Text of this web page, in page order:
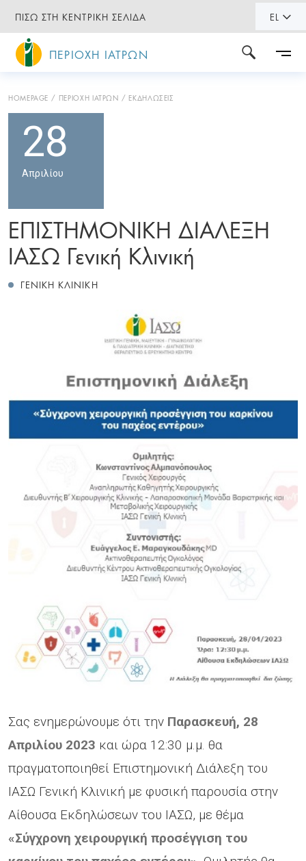
ΠΙΣΩ ΣΤΗ ΚΕΝΤΡΙΚΗ ΣΕΛΙΔΑ EL
ΠΕΡΙΟΧΗ ΙΑΤΡΩΝ
HOMEPAGE ΠΕΡΙΟΧΗ ΙΑΤΡΩΝ ΕΚΔΗΛΩΣΕΙΣ
28
Απριλίου
ΕΠΙΣΤΗΜΟΝΙΚΗ ΔΙΑΛΕΞΗ
ΙΑΣΩ Γενική Κλινική
ΓΕΝΙΚΗ ΚΛΙΝΙΚΗ
Σας ενημερώνουμε ότι την Παρασκευή, 28
Απριλίου 2023 και ώρα 12:30 μ.μ. θα
πραγματοποιηθεί Επιστημονική Διάλεξη του
ΙΑΣΩ Γενική Κλινική με φυσική παρουσία στην
Αίθουσα Εκδηλώσεων του ΙΑΣΩ, με θέμα
«Σύγχρονη χειρουργική προσέγγιση του